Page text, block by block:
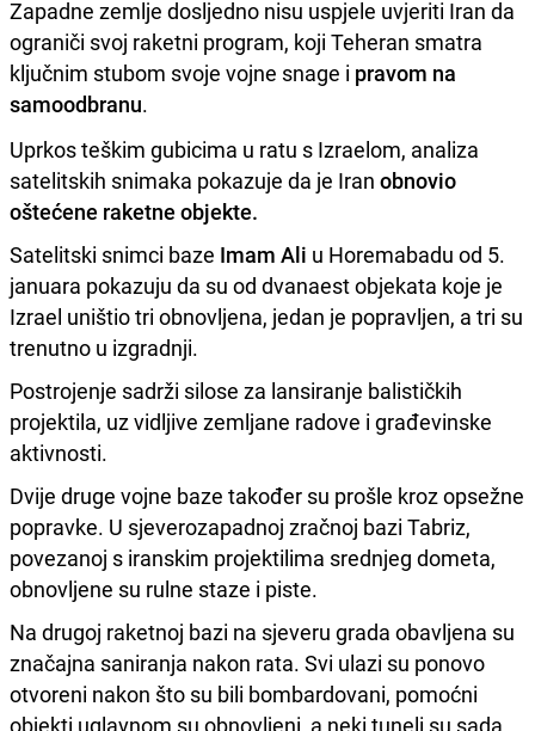
Zapadne zemlje dosljedno nisu uspjele uvjeriti Iran da
ograniči svoj raketni program, koji Teheran smatra
ključnim stubom svoje vojne snage i pravom na
samoodbranu.
Uprkos teškim gubicima u ratu s Izraelom, analiza
satelitskih snimaka pokazuje da je Iran obnovio
oštećene raketne objekte.
Satelitski snimci baze Imam Ali u Horemabadu od 5.
januara pokazuju da su od dvanaest objekata koje je
Izrael uništio tri obnovljena, jedan je popravljen, a tri su
trenutno u izgradnji.
Postrojenje sadrži silose za lansiranje balističkih
projektila, uz vidljive zemljane radove i građevinske
aktivnosti.
Dvije druge vojne baze također su prošle kroz opsežne
popravke. U sjeverozapadnoj zračnoj bazi Tabriz,
povezanoj s iranskim projektilima srednjeg dometa,
obnovljene su rulne staze i piste.
Na drugoj raketnoj bazi na sjeveru grada obavljena su
značajna saniranja nakon rata. Svi ulazi su ponovo
otvoreni nakon što su bili bombardovani, pomoćni
objekti uglavnom su obnovljeni, a neki tuneli su sada